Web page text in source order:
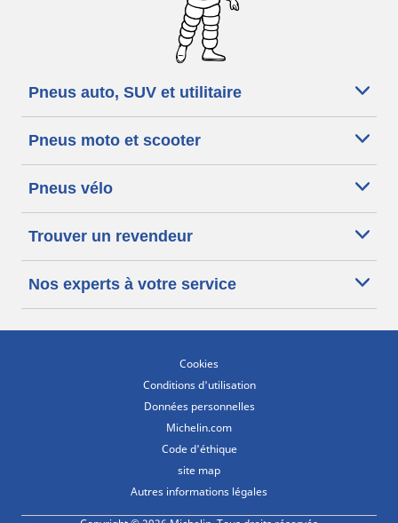
Pneus auto, SUV et utilitaire
Pneus moto et scooter
Pneus vélo
Trouver un revendeur
Nos experts à votre service
Cookies
Conditions d'utilisation
Données personnelles
Michelin.com
Code d'éthique
site map
Autres informations légales